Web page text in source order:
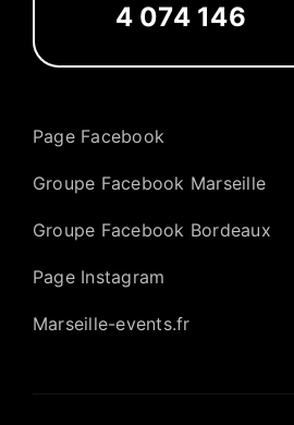
4 074 146
Page Facebook
Groupe Facebook Marseille
Groupe Facebook Bordeaux
Page Instagram
Marseille-events.fr